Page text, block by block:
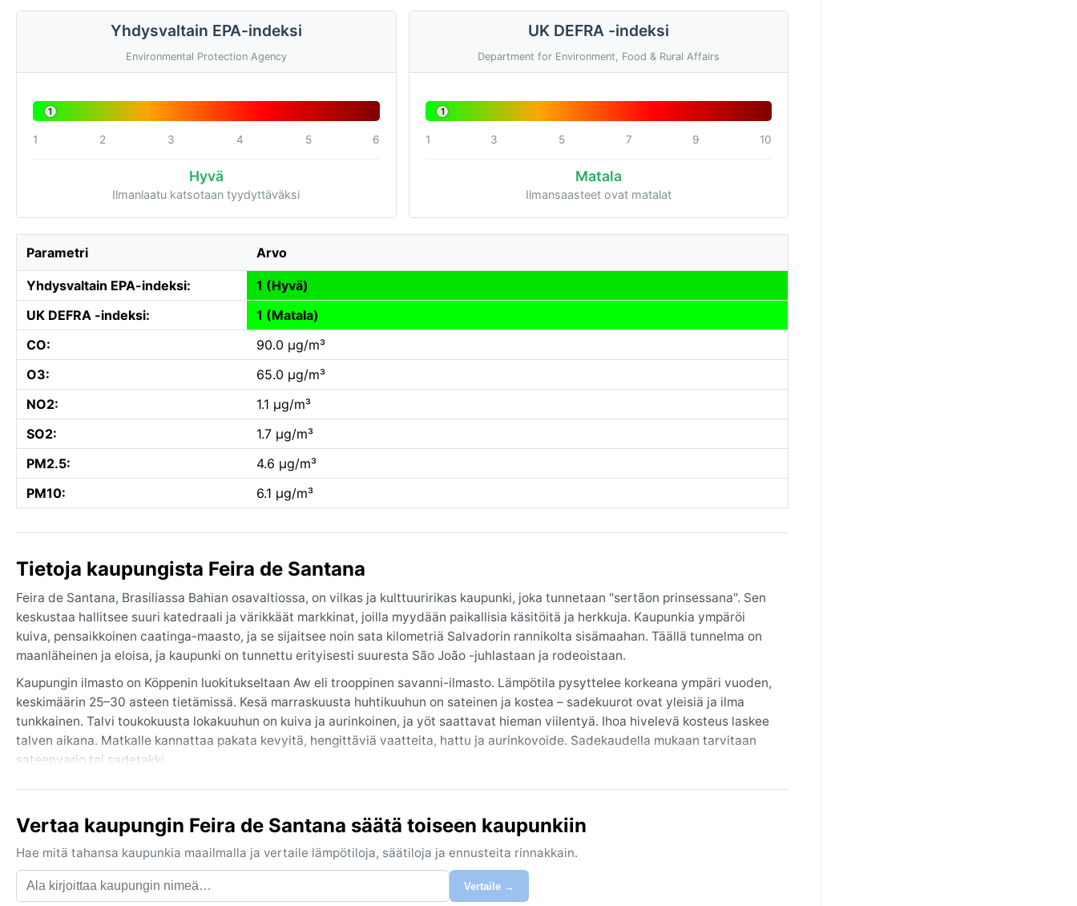
Yhdysvaltain EPA-indeksi
Environmental Protection Agency
1
1 2 3 4 5 6
Hyvä
Ilmanlaatu katsotaan tyydyttäväksi
UK DEFRA -indeksi
Department for Environment, Food & Rural Affairs
1
1 3 5 7 9 10
Matala
Ilmansaasteet ovat matalat
Parametri Arvo
Yhdysvaltain EPA-indeksi:
1 (Hyvä)
UK DEFRA -indeksi:
1 (Matala)
CO:
90.0 µg/m³
O3:
65.0 µg/m³
NO2:
1.1 µg/m³
SO2:
1.7 µg/m³
PM2.5:
4.6 µg/m³
PM10:
6.1 µg/m³
Tietoja kaupungista Feira de Santana
Feira de Santana, Brasiliassa Bahian osavaltiossa, on vilkas ja kulttuuririkas kaupunki, joka tunnetaan "sertãon prinsessana". Sen
keskustaa hallitsee suuri katedraali ja värikkäät markkinat, joilla myydään paikallisia käsitöitä ja herkkuja. Kaupunkia ympäröi
kuiva, pensaikkoinen caatinga-maasto, ja se sijaitsee noin sata kilometriä Salvadorin rannikolta sisämaahan. Täällä tunnelma on
maanläheinen ja eloisa, ja kaupunki on tunnettu erityisesti suuresta São João -juhlastaan ja rodeoistaan.
Kaupungin ilmasto on Köppenin luokitukseltaan Aw eli trooppinen savanni-ilmasto. Lämpötila pysyttelee korkeana ympäri vuoden,
keskimäärin 25–30 asteen tietämissä. Kesä marraskuusta huhtikuuhun on sateinen ja kostea – sadekuurot ovat yleisiä ja ilma
tunkkainen. Talvi toukokuusta lokakuuhun on kuiva ja aurinkoinen, ja yöt saattavat hieman viilentyä. Ihoa hivelevä kosteus laskee
talven aikana. Matkalle kannattaa pakata kevyitä, hengittäviä vaatteita, hattu ja aurinkovoide. Sadekaudella mukaan tarvitaan
sateenvarjo tai sadetakki.
Paras aika vierailla on talvikuukausina kesä–elokuussa, jolloin sateet ovat vähäisiä ja lämpötila on miellyttävämpi, erityisesti
Hurrikaaneja tai monsuuneja ei esiinny. Talvella ei myöskään ole sumua eikä lunta, vaan
Vertaa kaupungin Feira de Santana säätä toiseen kaupunkiin
Hae mitä tahansa kaupunkia maailmalla ja vertaile lämpötiloja, säätiloja ja ennusteita rinnakkain.
Vertaile →